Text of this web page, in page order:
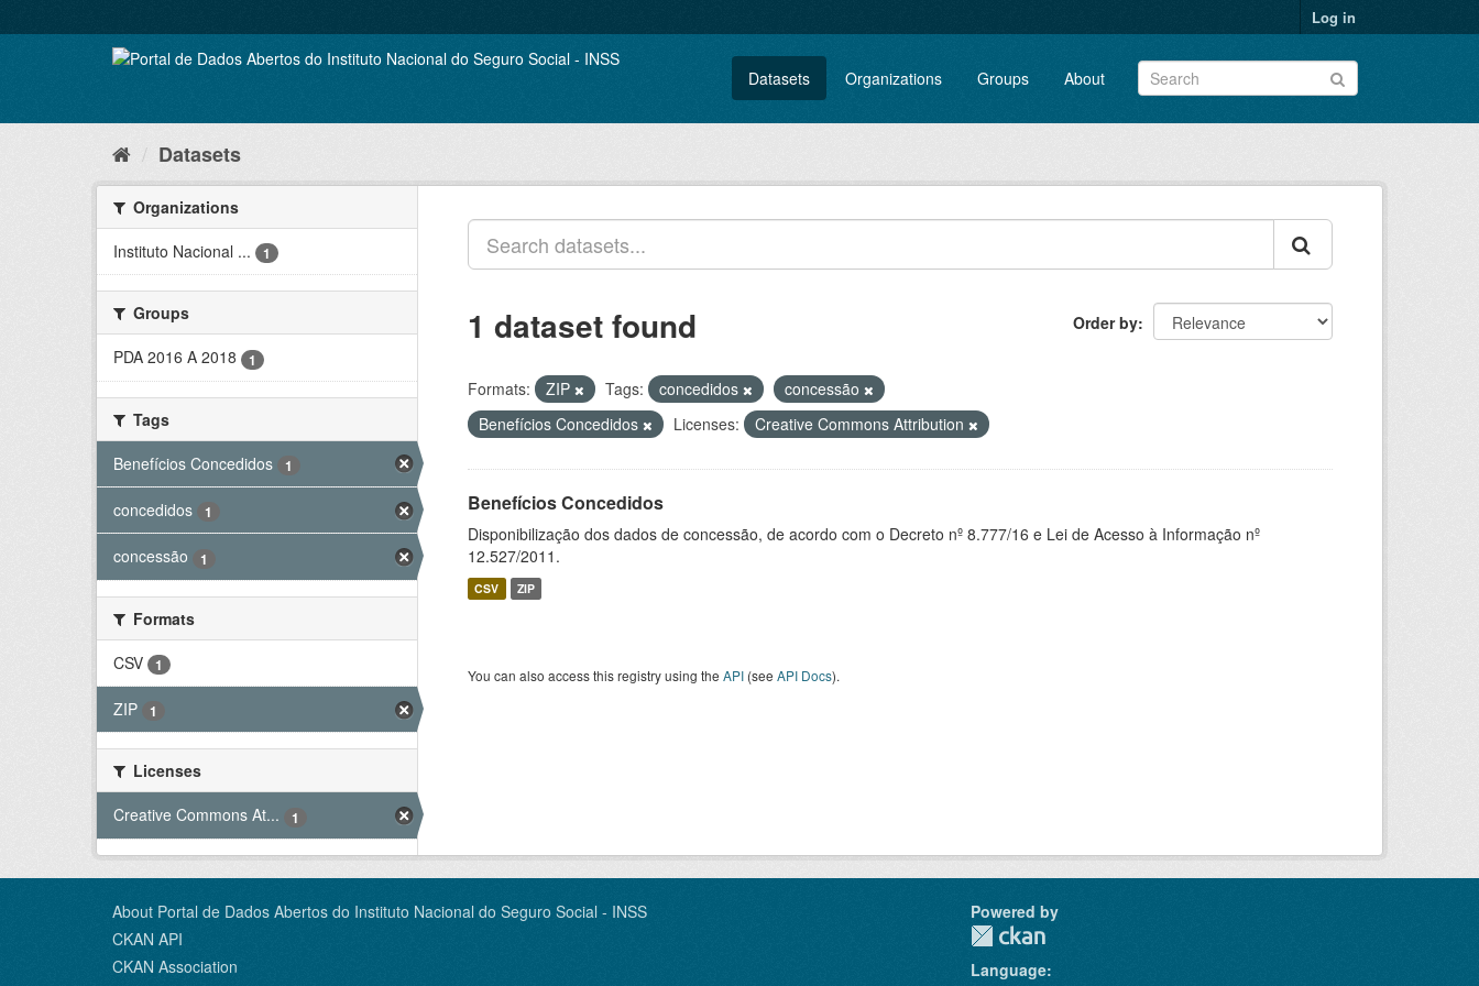
to
Log in
Datasets Organizations Groups About
Datasets
Organizations
Instituto Nacional ...
1
Groups
PDA 2016 A 2018
1
Tags
Benefícios Concedidos
1
concedidos 1
concessão 1
Formats
CSV
1
ZIP 1
Licenses
Creative Commons At...
1
Order by
1 dataset found
Formats: ZIP Tags: concedidos
concessão
Benefícios Concedidos
Licenses: Creative Commons Attribution
Benefícios Concedidos
Disponibilização dos dados de concessão, de acordo com o Decreto nº 8.777/16 e Lei de Acesso à Informação nº
12.527/2011.
CSV ZIP
You can also access this registry using the API (see API Docs).
About Portal de Dados Abertos do Instituto Nacional do Seguro Social - INSS
CKAN API
CKAN Association
Powered by
Language